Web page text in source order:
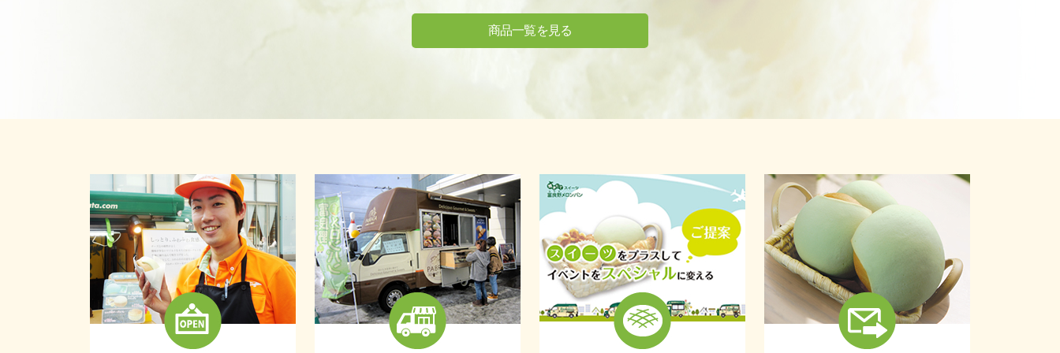
商品一覧を見る